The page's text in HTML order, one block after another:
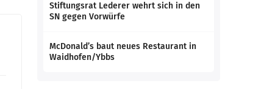
Stiftungsrat Lederer wehrt sich in den
SN gegen Vorwürfe
McDonald’s baut neues Restaurant in
Waidhofen/Ybbs